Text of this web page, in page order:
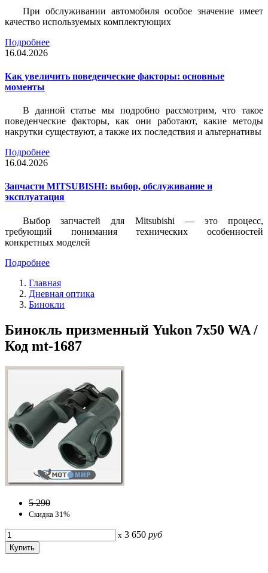
При обслуживании автомобиля особое значение имеет
качество используемых комплектующих
Подробнее
16.04.2026
Как увеличить поведенческие факторы: основные
моменты
В данной статье мы подробно рассмотрим, что такое
поведенческие факторы, как они работают, какие методы
накрутки существуют, а также их последствия и альтернативы
Подробнее
16.04.2026
Запчасти MITSUBISHI: выбор, обслуживание и
эксплуатация
Выбор запчастей для Mitsubishi — это процесс,
требующий понимания технических особенностей
конкретных моделей
Подробнее
Главная
Дневная оптика
Бинокли
Бинокль призменный Yukon 7x50 WA /
Код mt-1687
5 290
Скидка 31%
x 3 650 руб